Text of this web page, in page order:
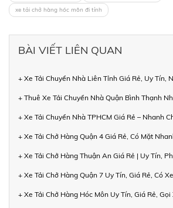
xe tải chở hàng hóc môn đi tỉnh
BÀI VIẾT LIÊN QUAN
+ Xe Tải Chuyển Nhà Liên Tỉnh Giá Rẻ, Uy Tín,
+ Thuê Xe Tải Chuyển Nhà Quận Bình Thạnh
+ Xe Tải Chuyển Nhà TPHCM Giá Rẻ – Nhanh
+ Xe Tải Chở Hàng Quận 4 Giá Rẻ, Có Mặt
+ Xe Tải Chở Hàng Thuận An Giá Rẻ | Uy Tín,
+ Xe Tải Chở Hàng Quận 7 Uy Tín, Giá Rẻ, Có
+ Xe Tải Chở Hàng Hóc Môn Uy Tín, Giá Rẻ,